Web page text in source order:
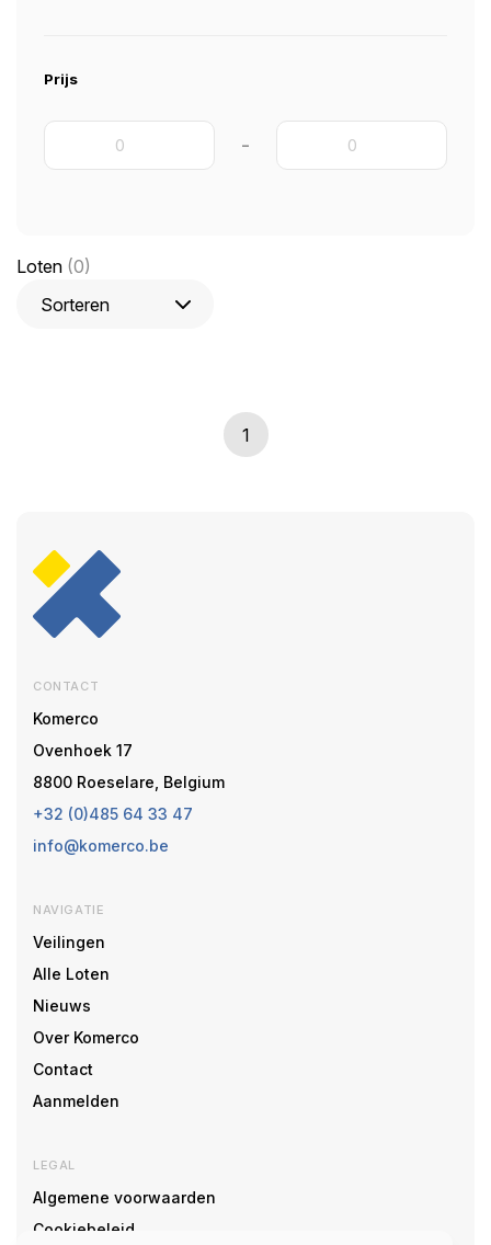
Prijs
-
Loten (0)
1
CONTACT
Komerco
Ovenhoek 17
8800 Roeselare, Belgium
+32 (0)485 64 33 47
info@komerco.be
NAVIGATIE
Veilingen
Alle Loten
Nieuws
Over Komerco
Contact
Aanmelden
LEGAL
Algemene voorwaarden
Cookiebeleid